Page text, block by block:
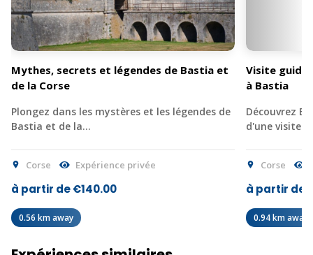
Mythes, secrets et légendes de Bastia et
de la Corse
Plongez dans les mystères et les légendes de
Bastia et de la…
Corse Expérience privée
à partir de €140.00
0.56 km away
Visite
à Bastia
Découvrez
d'une visite
Corse
à partir de
0.94 km away